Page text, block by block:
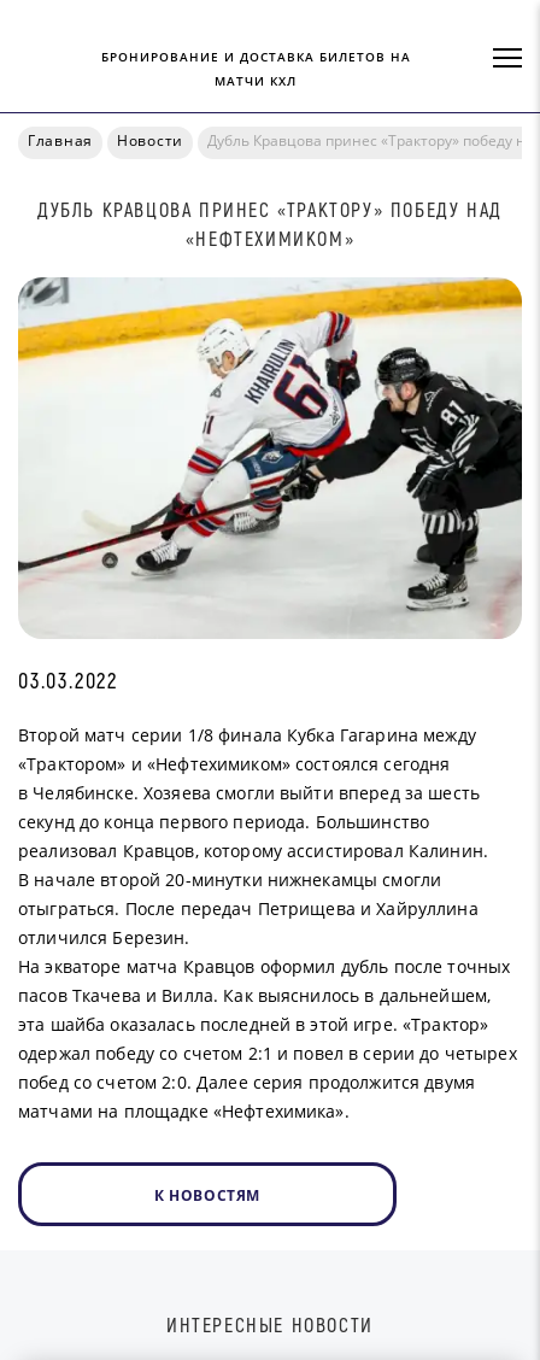
БРОНИРОВАНИЕ И ДОСТАВКА БИЛЕТОВ НА
МАТЧИ КХЛ
Главная Новости Дубль Кравцова принес «Трактору» победу
ДУБЛЬ КРАВЦОВА ПРИНЕС «ТРАКТОРУ» ПОБЕДУ НАД
«НЕФТЕХИМИКОМ»
03.03.2022
Второй матч серии 1/8 финала Кубка Гагарина между
«Трактором» и «Нефтехимиком» состоялся сегодня
в Челябинске. Хозяева смогли выйти вперед за шесть
секунд до конца первого периода. Большинство
реализовал Кравцов, которому ассистировал Калинин.
В начале второй 20-минутки нижнекамцы смогли
отыграться. После передач Петрищева и Хайруллина
отличился Березин.
На экваторе матча Кравцов оформил дубль после точных
пасов Ткачева и Вилла. Как выяснилось в дальнейшем,
эта шайба оказалась последней в этой игре. «Трактор»
одержал победу со счетом 2:1 и повел в серии до четырех
побед со счетом 2:0. Далее серия продолжится двумя
матчами на площадке «Нефтехимика».
К НОВОСТЯМ
ИНТЕРЕСНЫЕ НОВОСТИ